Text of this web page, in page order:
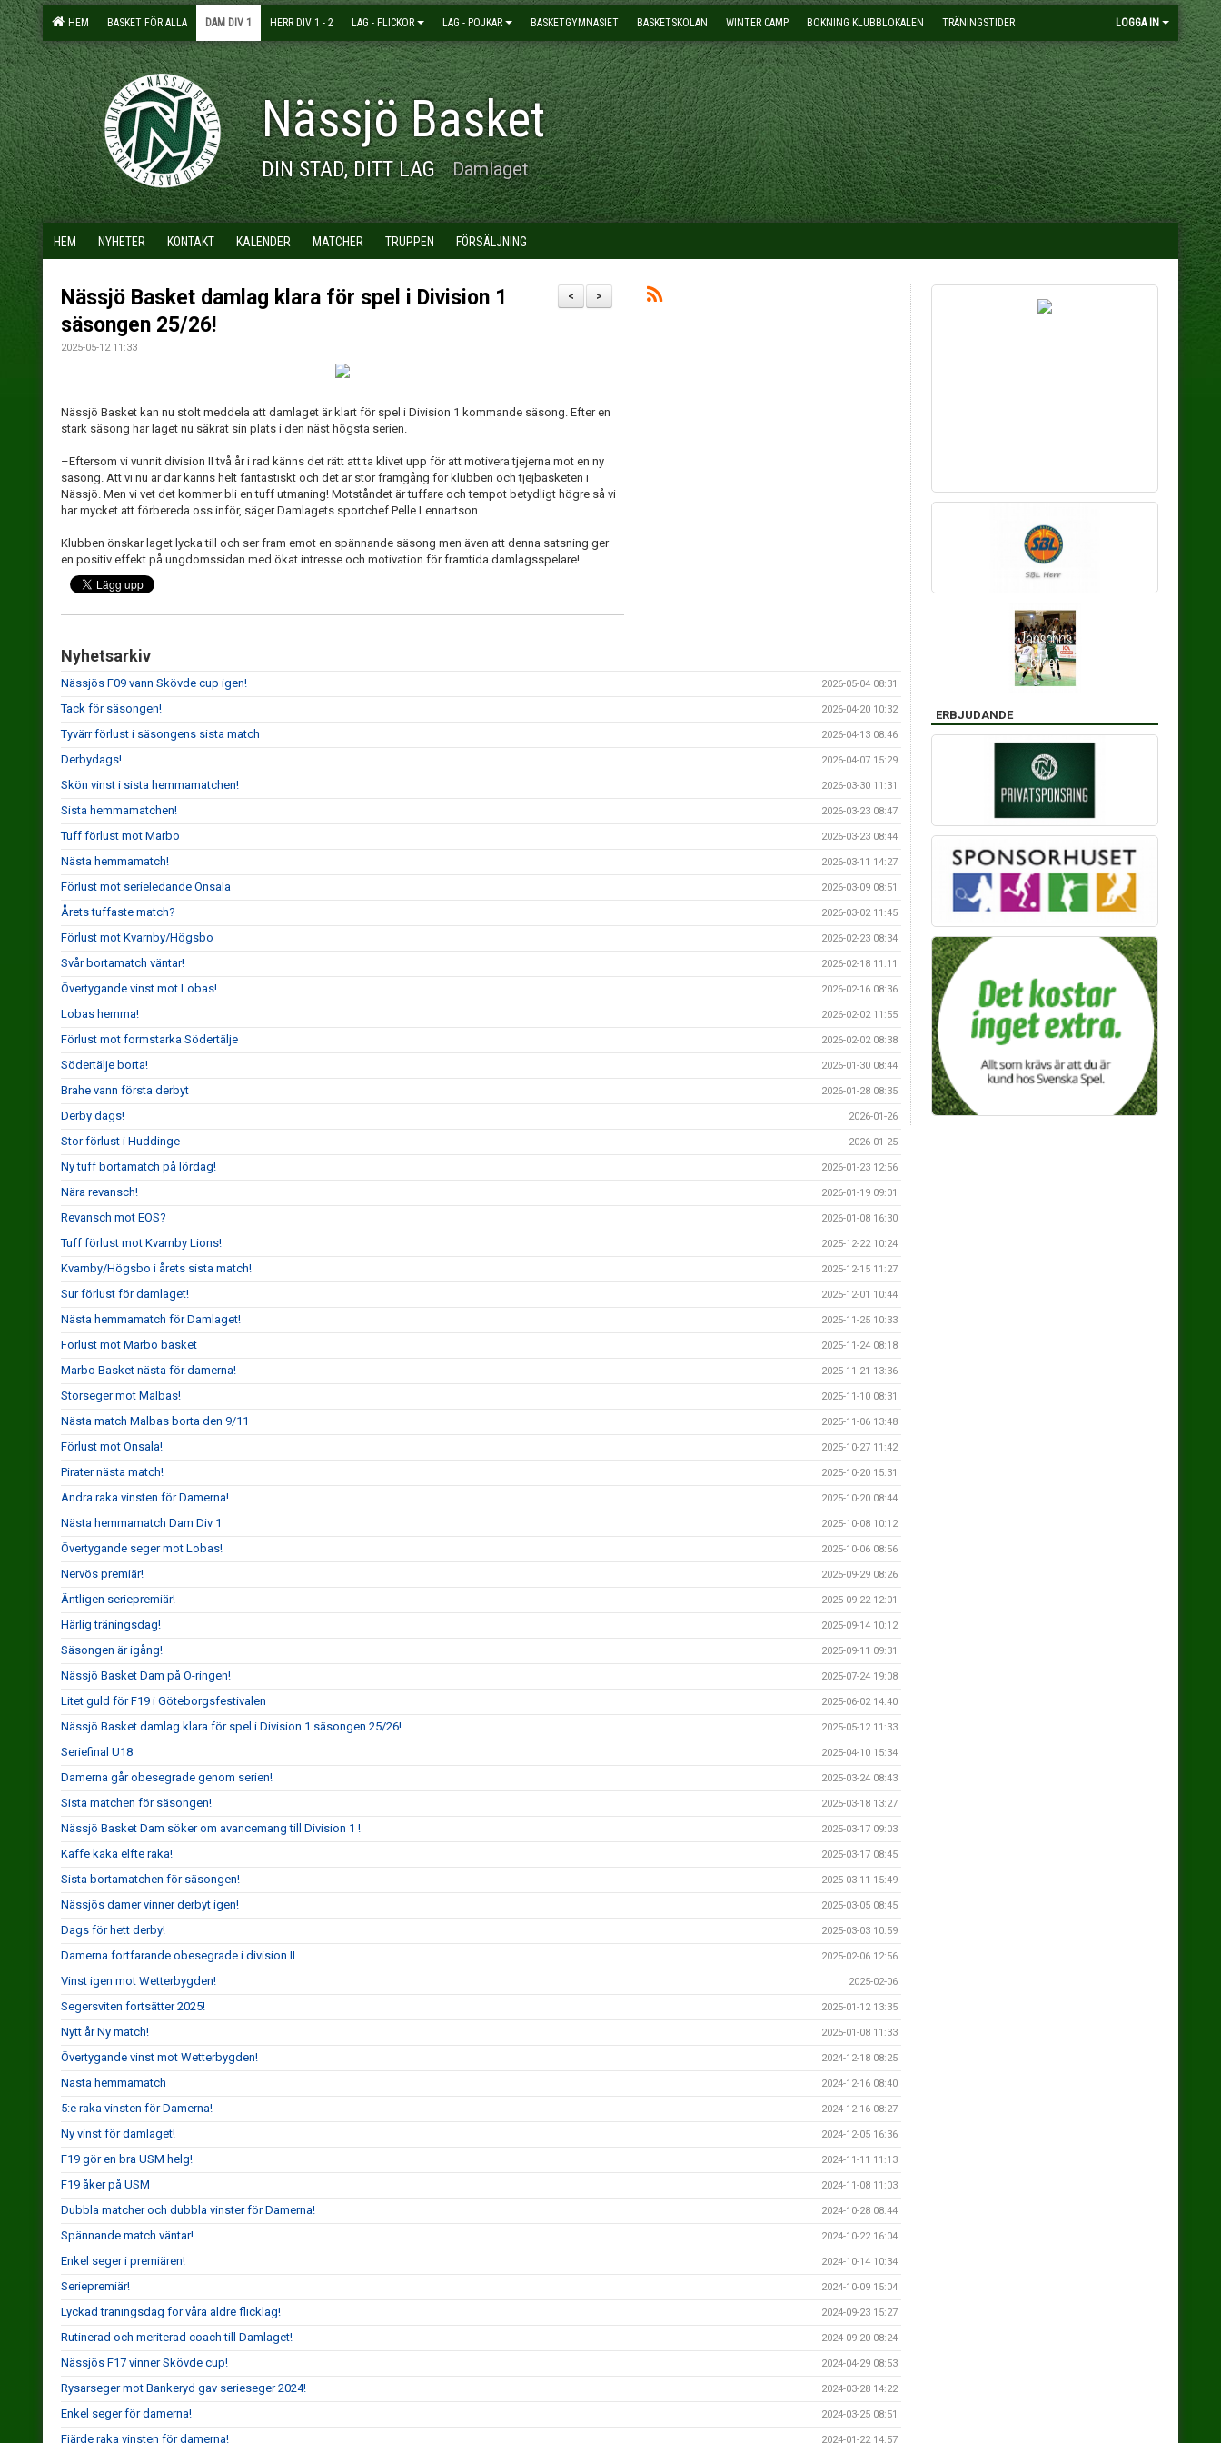
HEM BASKET FÖR ALLA DAM DIV 1 HERR DIV 1 - 2 LAG - FLICKOR LAG - POJKAR BASKETGYMNASIET BASKETSKOLAN WINTER CAMP BOKNING KLUBBLOKALEN TRÄNINGSTIDER LOGGA IN
Nässjö Basket
DIN STAD, DITT LAG Damlaget
HEM NYHETER KONTAKT KALENDER MATCHER TRUPPEN FÖRSÄLJNING
>
<
Nässjö Basket damlag klara för spel i Division 1
säsongen 25/26!
2025-05-12 11:33
Nässjö Basket kan nu stolt meddela att damlaget är klart för spel i Division 1 kommande säsong. Efter en
stark säsong har laget nu säkrat sin plats i den näst högsta serien.
–Eftersom vi vunnit division II två år i rad känns det rätt att ta klivet upp för att motivera tjejerna mot en ny
säsong. Att vi nu är där känns helt fantastiskt och det är stor framgång för klubben och tjejbasketen i
Nässjö. Men vi vet det kommer bli en tuff utmaning! Motståndet är tuffare och tempot betydligt högre så vi
har mycket att förbereda oss inför, säger Damlagets sportchef Pelle Lennartson.
Klubben önskar laget lycka till och ser fram emot en spännande säsong men även att denna satsning ger
en positiv effekt på ungdomssidan med ökat intresse och motivation för framtida damlagsspelare!
Nyhetsarkiv
Nässjös F09 vann Skövde cup igen! 2026-05-04 08:31
Tack för säsongen! 2026-04-20 10:32
Tyvärr förlust i säsongens sista match 2026-04-13 08:46
Derbydags! 2026-04-07 15:29
Skön vinst i sista hemmamatchen! 2026-03-30 11:31
Sista hemmamatchen! 2026-03-23 08:47
Tuff förlust mot Marbo 2026-03-23 08:44
Nästa hemmamatch! 2026-03-11 14:27
Förlust mot serieledande Onsala 2026-03-09 08:51
Årets tuffaste match? 2026-03-02 11:45
Förlust mot Kvarnby/Högsbo 2026-02-23 08:34
Svår bortamatch väntar! 2026-02-18 11:11
Övertygande vinst mot Lobas! 2026-02-16 08:36
Lobas hemma! 2026-02-02 11:55
Förlust mot formstarka Södertälje 2026-02-02 08:38
Södertälje borta! 2026-01-30 08:44
Brahe vann första derbyt 2026-01-28 08:35
Derby dags! 2026-01-26
Stor förlust i Huddinge 2026-01-25
Ny tuff bortamatch på lördag! 2026-01-23 12:56
Nära revansch! 2026-01-19 09:01
Revansch mot EOS? 2026-01-08 16:30
Tuff förlust mot Kvarnby Lions! 2025-12-22 10:24
Kvarnby/Högsbo i årets sista match! 2025-12-15 11:27
Sur förlust för damlaget! 2025-12-01 10:44
Nästa hemmamatch för Damlaget! 2025-11-25 10:33
Förlust mot Marbo basket 2025-11-24 08:18
Marbo Basket nästa för damerna! 2025-11-21 13:36
Storseger mot Malbas! 2025-11-10 08:31
Nästa match Malbas borta den 9/11 2025-11-06 13:48
Förlust mot Onsala! 2025-10-27 11:42
Pirater nästa match! 2025-10-20 15:31
Andra raka vinsten för Damerna! 2025-10-20 08:44
Nästa hemmamatch Dam Div 1 2025-10-08 10:12
Övertygande seger mot Lobas! 2025-10-06 08:56
Nervös premiär! 2025-09-29 08:26
Äntligen seriepremiär! 2025-09-22 12:01
Härlig träningsdag! 2025-09-14 10:12
Säsongen är igång! 2025-09-11 09:31
Nässjö Basket Dam på O-ringen! 2025-07-24 19:08
Litet guld för F19 i Göteborgsfestivalen 2025-06-02 14:40
Nässjö Basket damlag klara för spel i Division 1 säsongen 25/26! 2025-05-12 11:33
Seriefinal U18 2025-04-10 15:34
Damerna går obesegrade genom serien! 2025-03-24 08:43
Sista matchen för säsongen! 2025-03-18 13:27
Nässjö Basket Dam söker om avancemang till Division 1 ! 2025-03-17 09:03
Kaffe kaka elfte raka! 2025-03-17 08:45
Sista bortamatchen för säsongen! 2025-03-11 15:49
Nässjös damer vinner derbyt igen! 2025-03-05 08:45
Dags för hett derby! 2025-03-03 10:59
Damerna fortfarande obesegrade i division II 2025-02-06 12:56
Vinst igen mot Wetterbygden! 2025-02-06
Segersviten fortsätter 2025! 2025-01-12 13:35
Nytt år Ny match! 2025-01-08 11:33
Övertygande vinst mot Wetterbygden! 2024-12-18 08:25
Nästa hemmamatch 2024-12-16 08:40
5:e raka vinsten för Damerna! 2024-12-16 08:27
Ny vinst för damlaget! 2024-12-05 16:36
F19 gör en bra USM helg! 2024-11-11 11:13
F19 åker på USM 2024-11-08 11:03
Dubbla matcher och dubbla vinster för Damerna! 2024-10-28 08:44
Spännande match väntar! 2024-10-22 16:04
Enkel seger i premiären! 2024-10-14 10:34
Seriepremiär! 2024-10-09 15:04
Lyckad träningsdag för våra äldre flicklag! 2024-09-23 15:27
Rutinerad och meriterad coach till Damlaget! 2024-09-20 08:24
Nässjös F17 vinner Skövde cup! 2024-04-29 08:53
Rysarseger mot Bankeryd gav serieseger 2024! 2024-03-28 14:22
Enkel seger för damerna! 2024-03-25 08:51
Fjärde raka vinsten för damerna! 2024-01-22 14:57
ERBJUDANDE